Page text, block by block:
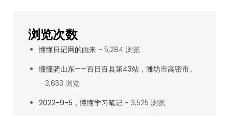
日
出
浏览次数
懂懂日记网的由来 - 5,284 浏览
懂懂骑山东——百日百县第43站，潍坊市高密市。
- 3,653 浏览
2022-9-5，懂懂学习笔记 - 3,525 浏览